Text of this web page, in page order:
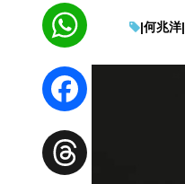
|何兆洋|
WhatsApp
Facebook